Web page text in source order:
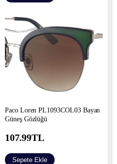
Paco Loren PL1093COL03 Bayan
Güneş Gözlüğü
107.99TL
Sepete Ekle